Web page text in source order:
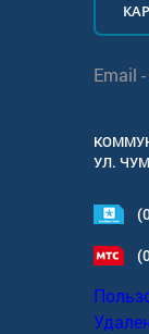
Email -
УЛ.